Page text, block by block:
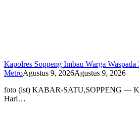
Kapolres Soppeng Imbau Warga Waspada
MetroAgustus 9, 2026Agustus 9, 2026
foto (ist) KABAR-SATU,SOPPENG —
Hari…